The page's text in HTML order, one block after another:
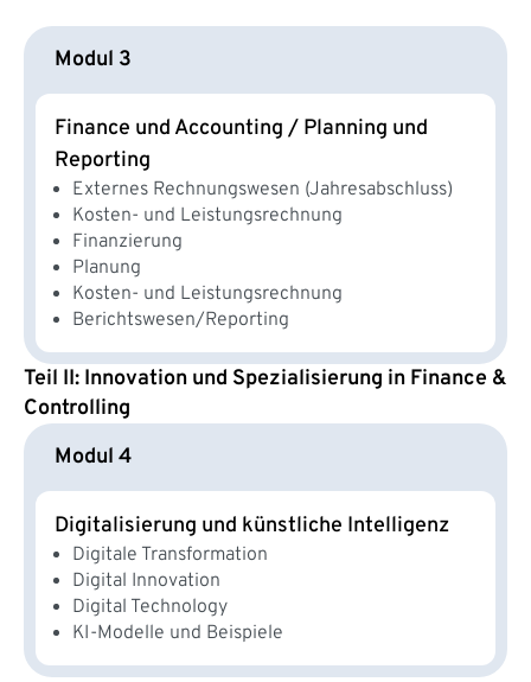
Modul 3
Finance und Accounting / Planning und
Reporting
Externes Rechnungswesen (Jahresabschluss)
Kosten- und Leistungsrechnung
Finanzierung
Planung
Kosten- und Leistungsrechnung
Berichtswesen/Reporting
Teil II: Innovation und Spezialisierung in Finance &
Controlling
Modul 4
Digitalisierung und künstliche Intelligenz
Digitale Transformation
Digital Innovation
Digital Technology
KI-Modelle und Beispiele